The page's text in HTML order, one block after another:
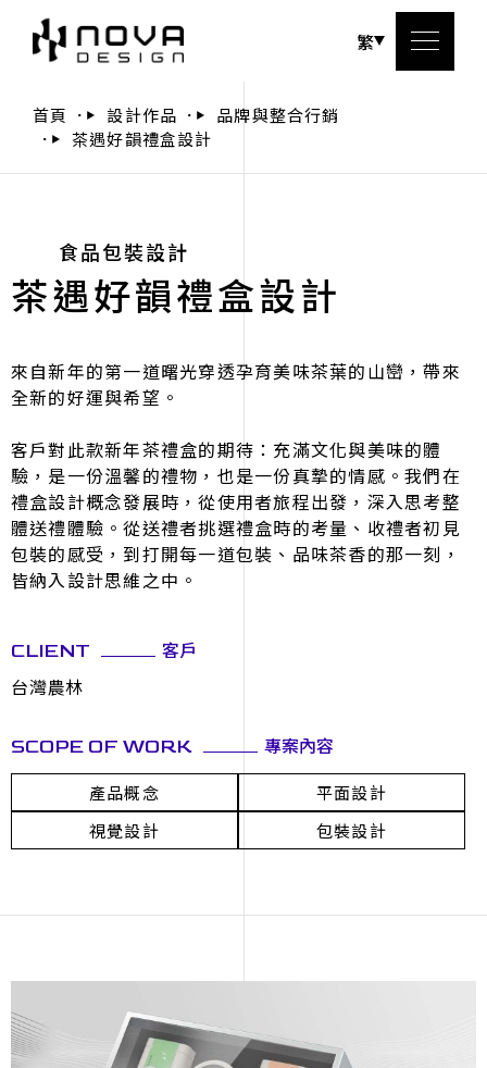
繁
首頁 設計作品
品牌與整合行銷
茶遇好韻禮盒設計
食品包裝設計
茶遇好韻禮盒設計
來自新年的第一道曙光穿透孕育美味茶葉的山巒，帶來
全新的好運與希望。
客戶對此款新年茶禮盒的期待：充滿文化與美味的體
驗，是一份溫馨的禮物，也是一份真摯的情感。我們在
禮盒設計概念發展時，從使用者旅程出發，深入思考整
體送禮體驗。從送禮者挑選禮盒時的考量、收禮者初見
包裝的感受，到打開每一道包裝、品味茶香的那一刻，
皆納入設計思維之中。
CLIENT
客戶
台灣農林
SCOPE OF WORK 專案內容
產品概念
平面設計
視覺設計
包裝設計